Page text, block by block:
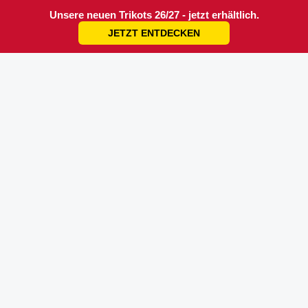
Unsere neuen Trikots 26/27 - jetzt erhältlich.
JETZT ENTDECKEN